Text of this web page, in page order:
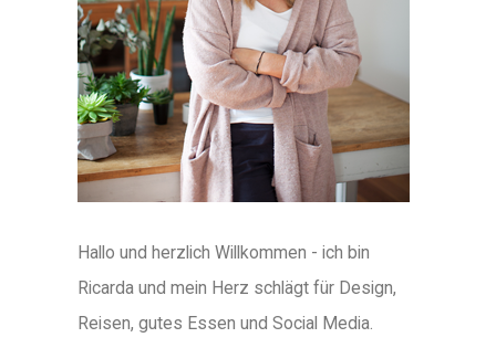
Hallo und herzlich Willkommen - ich bin
Ricarda und mein Herz schlägt für Design,
Reisen, gutes Essen und Social Media.